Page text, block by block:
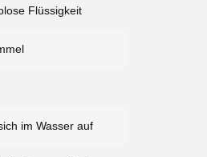
Flüssigkeit
im Wasser auf